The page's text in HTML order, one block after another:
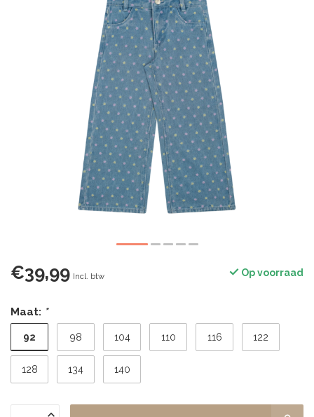
€39,99 Incl. btw Op voorraad
Maat: *
92 98 104 110 116 122
128 134 140